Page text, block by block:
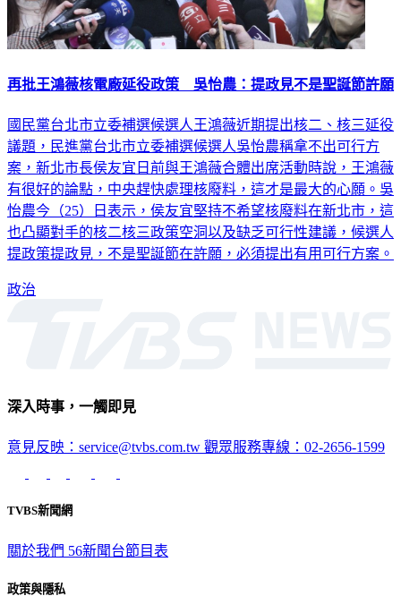
再批王鴻薇核電廠延役政策 吳怡農：提政見不是聖誕節許願
國民黨台北市立委補選候選人王鴻薇近期提出核二、核三延役
議題，民進黨台北市立委補選候選人吳怡農稱拿不出可行方
案，新北市長侯友宜日前與王鴻薇合體出席活動時說，王鴻薇
有很好的論點，中央趕快處理核廢料，這才是最大的心願。吳
怡農今（25）日表示，侯友宜堅持不希望核廢料在新北市，這
也凸顯對手的核二核三政策空洞以及缺乏可行性建議，候選人
提政策提政見，不是聖誕節在許願，必須提出有用可行方案。
政治
深入時事，一觸即見
意見反映：service@tvbs.com.tw 觀眾服務專線：02-2656-1599
TVBS新聞網
關於我們 56新聞台節目表
政策與隱私